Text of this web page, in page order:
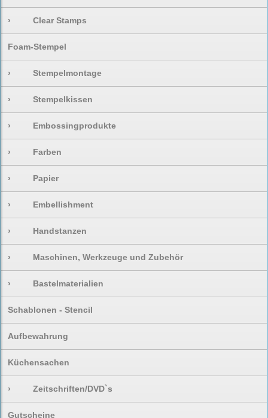
› Clear Stamps
Foam-Stempel
› Stempelmontage
› Stempelkissen
› Embossingprodukte
› Farben
› Papier
› Embellishment
› Handstanzen
› Maschinen, Werkzeuge und Zubehör
› Bastelmaterialien
Schablonen - Stencil
Aufbewahrung
Küchensachen
› Zeitschriften/DVD`s
Gutscheine